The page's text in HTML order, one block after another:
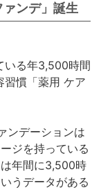
ンデ」誕生
いる年3,500時間
習慣「薬用 ケア
ンデーションは
ジを持っている
年間に3,500時
うデータがある